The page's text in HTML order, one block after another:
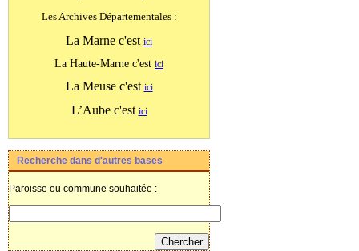
Les Archives Départementales :
La Marne c'est ici
La Haute-Marne c'est ici
La Meuse c'est ici
L’Aube c'est ici
Recherche dans d'autres bases
Paroisse ou commune souhaitée :